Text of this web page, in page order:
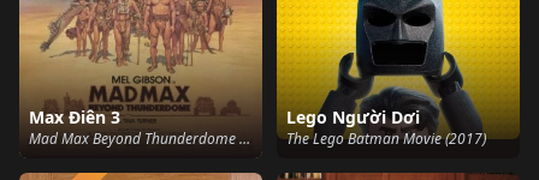
Max Điên 3
Mad Max Beyond Thunderdome (1985)
Lego Người Dơi
The Lego Batman Movie (2017)